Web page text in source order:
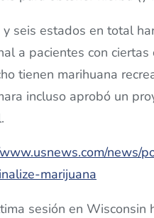
y seis estados en total
a pacientes con
tienen marihuana
incluso aprobó un
marijuana
sesión en